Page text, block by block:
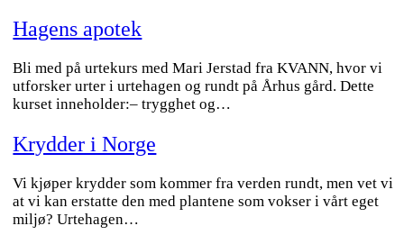
Hagens apotek
Bli med på urtekurs med Mari Jerstad fra KVANN, hvor vi
utforsker urter i urtehagen og rundt på Århus gård. Dette
kurset inneholder:– trygghet og…
Krydder i Norge
Vi kjøper krydder som kommer fra verden rundt, men vet vi
at vi kan erstatte den med plantene som vokser i vårt eget
miljø? Urtehagen…